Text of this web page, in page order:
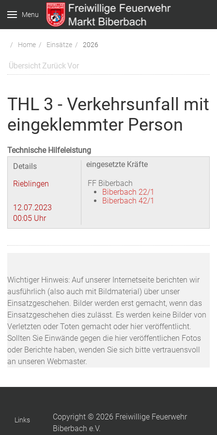
Menu
Home Einsätze 2026
Übersicht ZurückVor
THL 3 - Verkehrsunfall mit
eingeklemmter Person
Technische Hilfeleistung
Details
Rieblingen
12.07.2023
00:05 Uhr
eingesetzte Kräfte
FF Biberbach
Biberbach 22/1
Biberbach 42/1
Wichtiger Hinweis: Auf unserer Internetseite berichten wir
ausführlich (also auch mit Bildmaterial) über unser
Einsatzgeschehen. Bilder werden erst gemacht, wenn das
Einsatzgeschehen dies zulässt. Es werden keine Bilder von
Verletzten oder Toten gemacht oder hier veröffentlicht.
Sollten Sie Einwände gegen die hier veröffentlichen Fotos
oder Berichte haben, wenden Sie sich bitte vertrauensvoll
an unseren Webmaster.
Links
Copyright © 2026 Freiwillige Feuerwehr
Biberbach e.V.